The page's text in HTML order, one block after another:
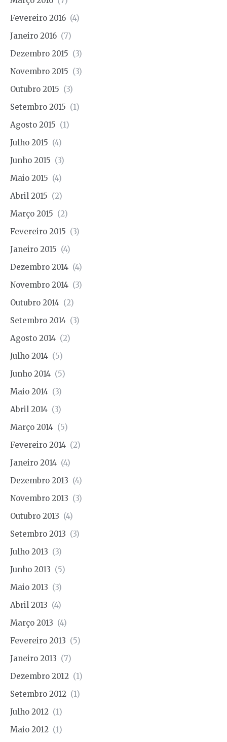
Fevereiro 2016 (4)
Janeiro 2016 (7)
Dezembro 2015 (3)
Novembro 2015 (3)
Outubro 2015 (3)
Setembro 2015 (1)
Agosto 2015 (1)
Julho 2015 (4)
Junho 2015 (3)
Maio 2015 (4)
Abril 2015 (2)
Março 2015 (2)
Fevereiro 2015 (3)
Janeiro 2015 (4)
Dezembro 2014 (4)
Novembro 2014 (3)
Outubro 2014 (2)
Setembro 2014 (3)
Agosto 2014 (2)
Julho 2014 (5)
Junho 2014 (5)
Maio 2014 (3)
Abril 2014 (3)
Março 2014 (5)
Fevereiro 2014 (2)
Janeiro 2014 (4)
Dezembro 2013 (4)
Novembro 2013 (3)
Outubro 2013 (4)
Setembro 2013 (3)
Julho 2013 (3)
Junho 2013 (5)
Maio 2013 (3)
Abril 2013 (4)
Março 2013 (4)
Fevereiro 2013 (5)
Janeiro 2013 (7)
Dezembro 2012 (1)
Setembro 2012 (1)
Julho 2012 (1)
Maio 2012 (1)